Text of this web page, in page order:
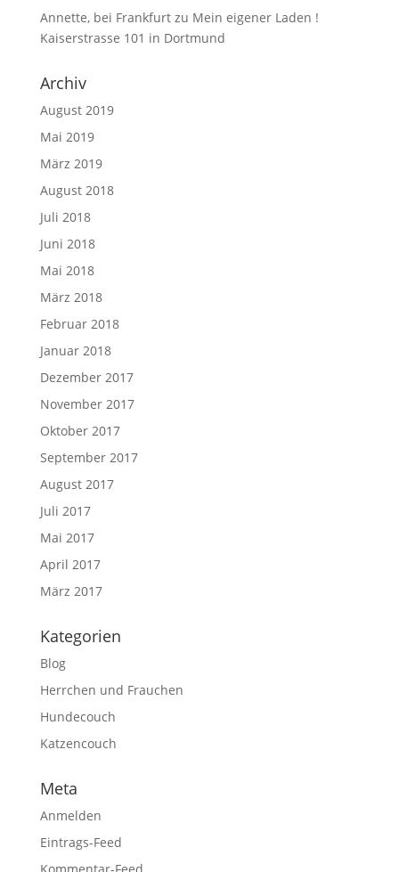
Annette, bei Frankfurtzu Mein eigener Laden !
Kaiserstrasse 101 in Dortmund
Archiv
August 2019
Mai 2019
März 2019
August 2018
Juli 2018
Juni 2018
Mai 2018
März 2018
Februar 2018
Januar 2018
Dezember 2017
November 2017
Oktober 2017
September 2017
August 2017
Juli 2017
Mai 2017
April 2017
März 2017
Kategorien
Blog
Herrchen und Frauchen
Hundecouch
Katzencouch
Meta
Anmelden
Eintrags-Feed